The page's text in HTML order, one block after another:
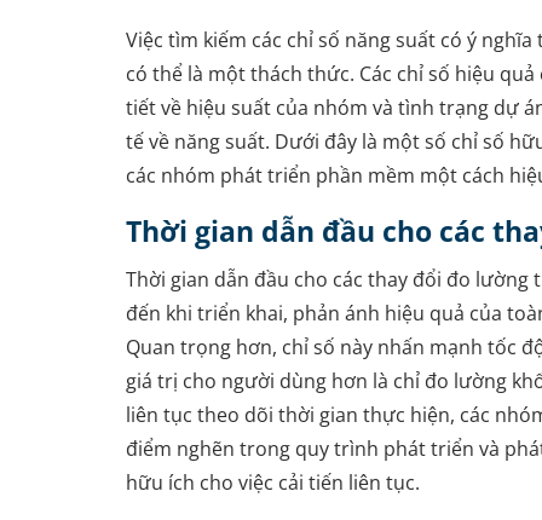
Việc tìm kiếm các chỉ số năng suất có ý
có thể là một thách thức. Các chỉ số hiệu
tiết về hiệu suất của nhóm và tình trạng dự
tế về năng suất. Dưới đây là một số chỉ số
các nhóm phát triển phần mềm một cách
Thời gian dẫn đầu cho các
Thời gian dẫn đầu cho các thay đổi đo lường
đến khi triển khai, phản ánh hiệu quả của
Quan trọng hơn, chỉ số này nhấn mạnh tốc
giá trị cho người dùng hơn là chỉ đo lường
liên tục theo dõi thời gian thực hiện, các
điểm nghẽn trong quy trình phát triển và
hữu ích cho việc cải tiến liên tục.